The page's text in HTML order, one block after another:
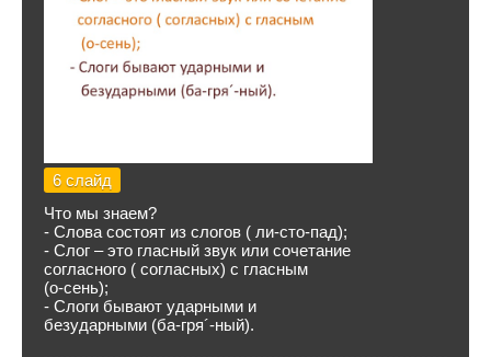
6 слайд
Что мы знаем?
- Слова состоят из слогов ( ли-сто-пад);
- Слог – это гласный звук или сочетание
согласного ( согласных) с гласным
(о-сень);
- Слоги бывают ударными и
безударными (ба-гря´-ный).